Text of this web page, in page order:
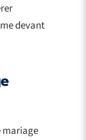
devant
mariage